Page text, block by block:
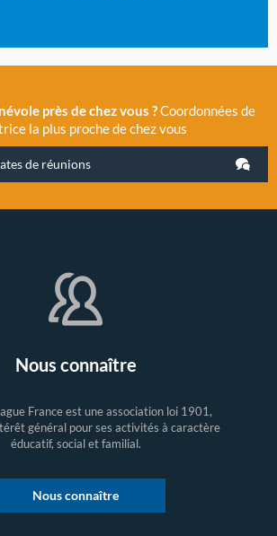
près de chez vous ?Coordonnées de
la plus proche de chez vous
de réunions
Nous connaître
France est une association loi 1901,
général pour ses activités à caractère
éducatif, social et familial.
Nous connaître